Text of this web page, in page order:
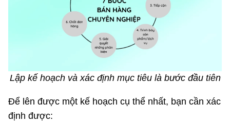
Lập kế hoạch và xác định mục tiêu là bước đầu tiên
Để lên được một kế hoạch cụ thể nhất, bạn cần xác
định được: